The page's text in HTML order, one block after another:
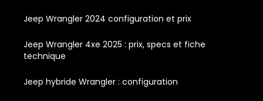
Jeep Wrangler 2024 configuration et prix
Jeep Wrangler 4xe 2025 : prix, specs et fiche
technique
Jeep hybride Wrangler : configuration